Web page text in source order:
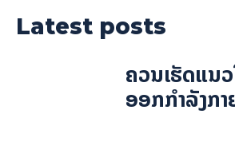
Latest posts
ຄວນເຮັດແນ
ອອກກຳລັງກ